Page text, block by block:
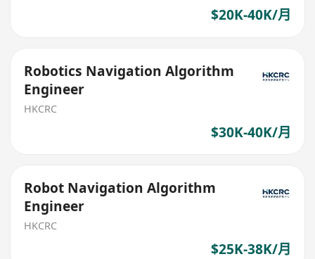
$20K-40K/月
Robotics Navigation Algorithm
Engineer
HKCRC
$30K-40K/月
Robot Navigation Algorithm
Engineer
HKCRC
$25K-38K/月